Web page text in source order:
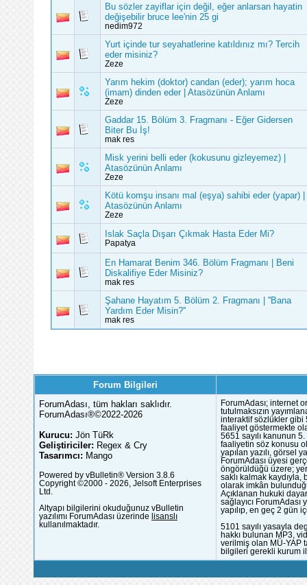
Bu sözler zayiflar için değil, eğer anlarsan hayatin
değişebilir bruce lee'nin 25 gi
nedim972
Yurt içinde tur seyahatlerine katıldınız mı? Tercih
eder misiniz?
Zeze
Yarım hekim (doktor) candan (eder); yarım hoca
(imam) dinden eder | Atasözünün Anlamı
Zeze
Gaddar 15. Bölüm 3. Fragmanı - Eğer Gidersen
Biter Bu İş!
mak res
Misk yerini belli eder (kokusunu gizleyemez) |
Atasözünün Anlamı
Zeze
Kötü komşu insanı mal (eşya) sahibi eder (yapar) |
Atasözünün Anlamı
Zeze
Islak Saçla Dışarı Çıkmak Hasta Eder Mi?
Papatya
En Hamarat Benim 346. Bölüm Fragmanı | Beni
Diskalifiye Eder Misiniz?
mak res
Şahane Hayatım 5. Bölüm 2. Fragmanı | ''Bana
Yardım Eder Misin?''
mak res
Forum Bilgileri
ForumAdası, tüm hakları saklıdır.
ForumAdası®©2022-2026
Kurucu: Jön TüRk
Geliştiriciler: Regex & Cry
Tasarımcı: Mango
Powered by vBulletin® Version 3.8.6
Copyright ©2000 - 2026, Jelsoft Enterprises
Ltd.
Altyapı bilgilerini okuduğunuz vBulletin
yazılımı ForumAdası üzerinde lisanslı
kullanılmaktadır.
ForumAdası; internet
tutulmaksızın
interaktif sözlükler gibi
faaliyet göstermekte
5651 sayılı kanunun
faaliyetin söz konusu
yapılan yazılı, görsel
ForumAdası üyesi
öngörüldüğü üzere;
saklı kalmak
olarak imkân
Açıklanan hukuki
sağlayıcı
yapılıp, en geç 2 gün
5101 sayılı yasayla
hakkı bulunan MP3,
verilmiş olan MÜ-YAP
bilgileri gerekli kurum